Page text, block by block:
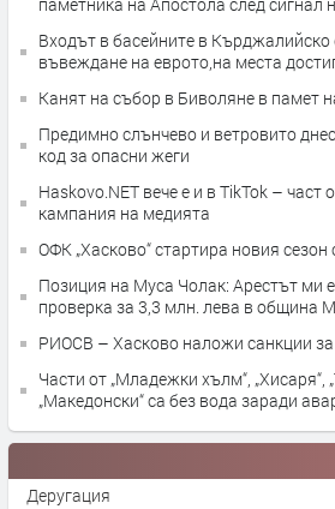
Входът в басейните в Кърджалийско
въвеждане на еврото,на места
Канят на събор в Биволяне в памет
Предимно слънчево и ветровито
код за опасни жеги
Haskovo.NET вече е и в TikTok – част
кампания на медията
ОФК „Хасково“ стартира новия сезон
Позиция на Муса Чолак: Арестът ми
проверка за 3,3 млн. лева в община
РИОСВ – Хасково наложи санкции
Части от „Младежки хълм“, „Хисаря“,
„Македонски“ са без вода заради
Деругация